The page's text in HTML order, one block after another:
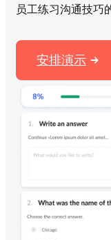
员工练习沟通技巧
安排演示